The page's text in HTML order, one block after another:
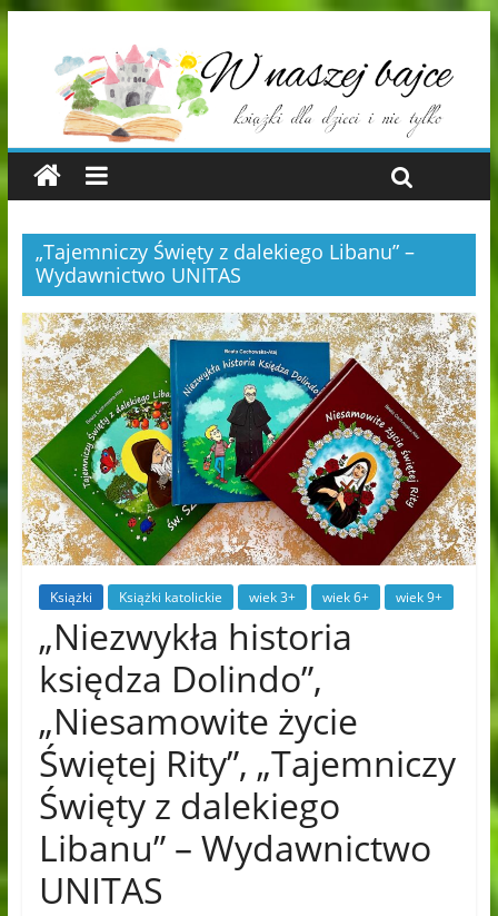
„Tajemniczy Święty z dalekiego Libanu” –
Wydawnictwo UNITAS
Książki Książki katolickie wiek 3+ wiek 6+ wiek 9+
„Niezwykła historia
księdza Dolindo”,
„Niesamowite życie
Świętej Rity”, „Tajemniczy
Święty z dalekiego
Libanu” – Wydawnictwo
UNITAS